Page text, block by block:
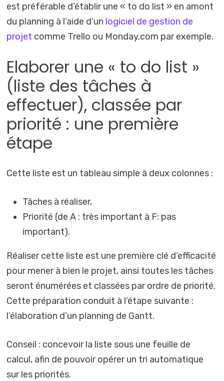
est préférable d’établir une « to do list » en amont
du planning à l’aide d’un logiciel de gestion de
projet comme Trello ou Monday.com par exemple.
Elaborer une « to do list »
(liste des tâches à
effectuer), classée par
priorité : une première
étape
Cette liste est un tableau simple à deux colonnes :
Tâches à réaliser,
Priorité (de A : très important à F: pas
important).
Réaliser cette liste est une première clé d’efficacité
pour mener à bien le projet, ainsi toutes les tâches
seront énumérées et classées par ordre de priorité.
Cette préparation conduit à l’étape suivante :
l’élaboration d’un planning de Gantt.
Conseil : concevoir la liste sous une feuille de
calcul, afin de pouvoir opérer un tri automatique
sur les priorités.